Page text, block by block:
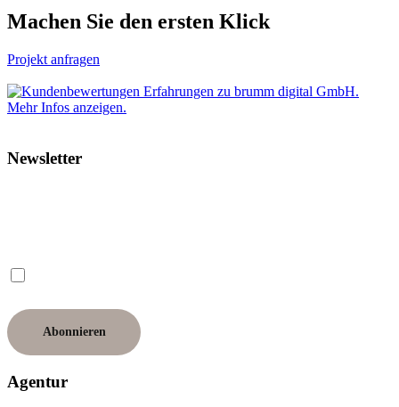
Machen Sie den ersten Klick
Projekt anfragen
Newsletter
Agentur